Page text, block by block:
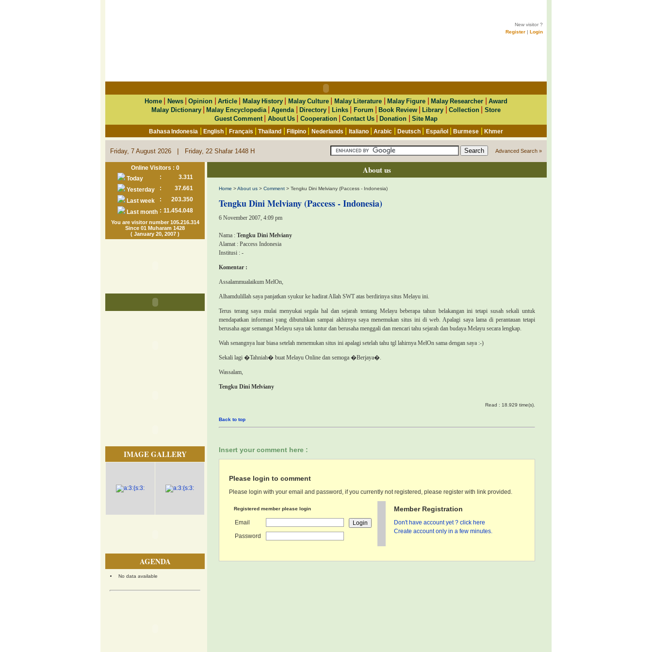
New visitor ?
Register | Login
Home News|Opinion |Article Malay History Malay Culture Malay Literature Malay Figure Malay Researcher
Award
Malay Dictionary|Malay Encyclopedia|Agenda |Directory Links| Forum |Book Review|Library Collection| Store
Guest Comment| About Us| Cooperation|Contact Us|Donation |Site Map
Bahasa Indonesia |English Français |Thailand |Filipino Nederlands Italiano|Arabic Deutsch| Español|Burmese Khmer
Friday, 7 August 2026 | Friday, 22 Shafar 1448 H Advanced Search »
Online Visitors : 0
Today
:
3.311
Yesterday
:
37.661
Last week
:
203.350
Last month : 11.454.048
You are visitor number 105.216.314
Since 01 Muharam 1428
( January 20, 2007 )
IMAGE GALLERY
AGENDA
No data available
About us
Home >About us > Comment > Tengku Dini Melviany (Paccess - Indonesia)
Tengku Dini Melviany (Paccess - Indonesia)
6 November 2007, 4:09 pm
Nama : Tengku Dini Melviany
Alamat : Paccess Indonesia
Institusi : -
Komentar :
Assalammualaikum MelOn,
Alhamdulillah saya panjatkan syukur ke hadirat Allah SWT atas berdirinya situs Melayu ini.
Terus terang saya mulai menyukai segala hal dan sejarah tentang Melayu beberapa tahun belakangan ini tetapi susah sekali untuk
mendapatkan informasi yang dibutuhkan sampai akhirnya saya menemukan situs ini di web. Apalagi saya lama di perantauan tetapi
berusaha agar semangat Melayu saya tak luntur dan berusaha menggali dan mencari tahu sejarah dan budaya Melayu secara lengkap.
Wah senangnya luar biasa setelah menemukan situs ini apalagi setelah tahu tgl lahirnya MelOn sama dengan saya :-)
Sekali lagi �Tahniah� buat Melayu Online dan semoga �Berjaya�.
Wassalam,
Tengku Dini Melviany
Read : 18.929 time(s).
Back to top
Insert your comment here :
Please login to comment
Please login with your email and password, if you currently not registered, please register with link provided.
Registered member please login
Email
Password
Member Registration
Don't have account yet ? click here
Create account only in a few minutes.